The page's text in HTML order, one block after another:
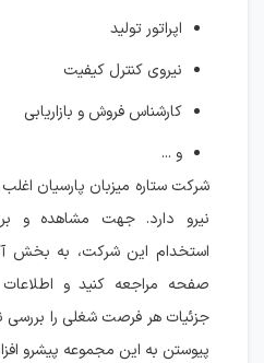
اپراتور تولید
نیروی کنترل کیفیت
کارشناس فروش و بازاریابی
و ...
شرکت ستاره میزبان پارسیان
نیرو دارد. جهت مشاهده و
استخدام این شرکت، به بخش
صفحه مراجعه کنید و
جزئیات هر فرصت شغلی را بررسی
پیوستن به این مجموعه پیشرو